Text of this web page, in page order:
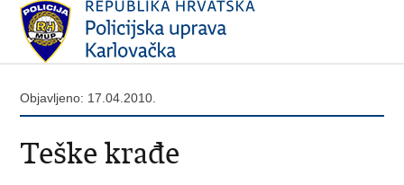
Objavljeno: 17.04.2010.
Teške krađe